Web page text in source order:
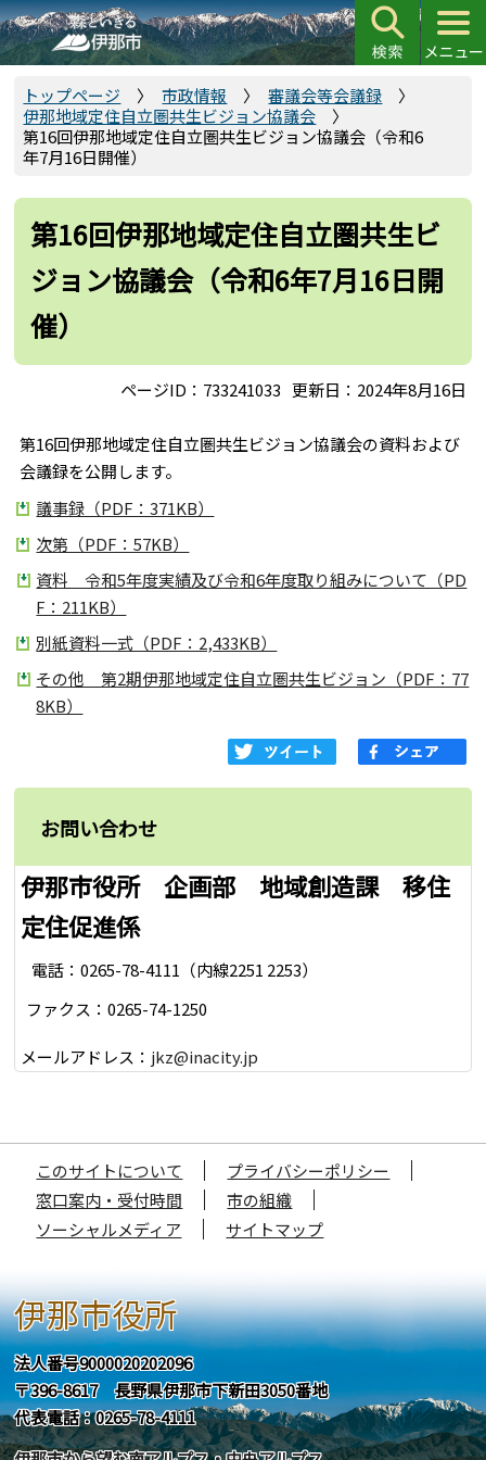
こ
の
ペ
頭
トップページ 市政情報
審議会等会議録
伊那地域定住自立圏共生ビジョン協議会
第16回伊那地域定住自立圏共生ビジョン協議会（令和6
年7月16日開催）
第16回伊那地域定住自立圏共生ビ
ジョン協議会（令和6年7月16日開
催）
ページID：733241033 更新日：2024年8月16日
第16回伊那地域定住自立圏共生ビジョン協議会の資料および
会議録を公開します。
議事録（PDF：371KB）
次第（PDF：57KB）
資料 令和5年度実績及び令和6年度取り組みについて（PD
F：211KB）
別紙資料一式（PDF：2,433KB）
その他 第2期伊那地域定住自立圏共生ビジョン（PDF：77
8KB）
お問い合わせ
伊那市役所 企画部 地域創造課 移住
定住促進係
電話：0265-78-4111（内線2251 2253）
ファクス：0265-74-1250
メールアドレス： jkz@inacity.jp
このサイトについて
プライバシーポリシー
窓口案内・受付時間
市の組織
ソーシャルメディア
サイトマップ
伊那市役所
法人番号9000020202096
〒396-8617 長野県伊那市下新田3050番地
代表電話：0265-78-4111